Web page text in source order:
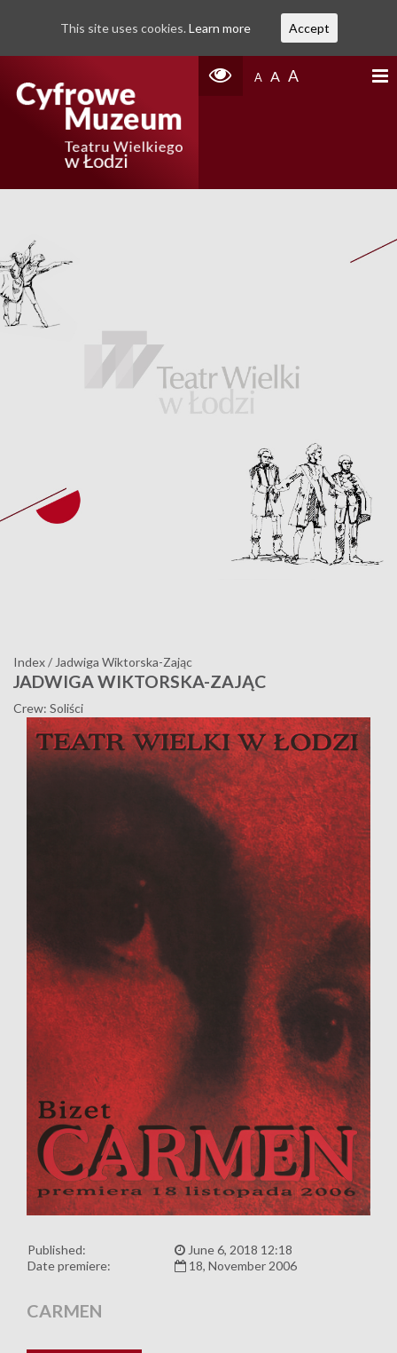
A A A
Index/ Jadwiga Wiktorska-Zając
JADWIGA WIKTORSKA-ZAJĄC
Crew: Soliści
Published:
June 6, 2018 12:18
Date premiere:
18, November 2006
CARMEN
This site uses cookies. Learn more Accept